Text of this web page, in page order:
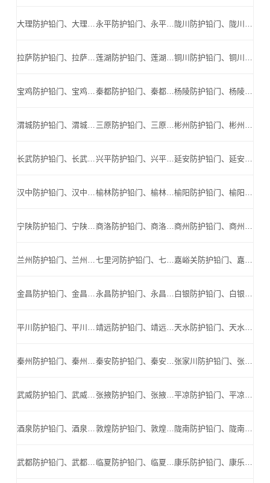
大理防护铅门、大理防辐射铅门、大理医用铅门、大理手术室铅门、大理工业探伤铅门_大理手术室铅门公司 永平防护铅门、永平防辐射铅门、永平医用铅门、永平手术室铅门、永平工业探伤铅门_永平手术室铅门公司 陇川防护铅门、陇川防辐射铅门、陇川医用铅门、陇川手术室铅门、陇川工业探伤铅门_陇川手术室铅门公司
拉萨防护铅门、拉萨防辐射铅门、拉萨医用铅门、拉萨手术室铅门、拉萨工业探伤铅门_拉萨手术室铅门公司 莲湖防护铅门、莲湖防辐射铅门、莲湖医用铅门、莲湖手术室铅门、莲湖工业探伤铅门_莲湖手术室铅门公司 铜川防护铅门、铜川防辐射铅门、铜川医用铅门、铜川手术室铅门、铜川工业探伤铅门_铜川手术室铅门公司
宝鸡防护铅门、宝鸡防辐射铅门、宝鸡医用铅门、宝鸡手术室铅门、宝鸡工业探伤铅门_宝鸡手术室铅门公司 秦都防护铅门、秦都防辐射铅门、秦都医用铅门、秦都手术室铅门、秦都工业探伤铅门_秦都手术室铅门公司 杨陵防护铅门、杨陵防辐射铅门、杨陵医用铅门、杨陵手术室铅门、杨陵工业探伤铅门_杨陵手术室铅门公司
渭城防护铅门、渭城防辐射铅门、渭城医用铅门、渭城手术室铅门、渭城工业探伤铅门_渭城手术室铅门公司 三原防护铅门、三原防辐射铅门、三原医用铅门、三原手术室铅门、三原工业探伤铅门_三原手术室铅门公司 彬州防护铅门、彬州防辐射铅门、彬州医用铅门、彬州手术室铅门、彬州工业探伤铅门_彬州手术室铅门公司
长武防护铅门、长武防辐射铅门、长武医用铅门、长武手术室铅门、长武工业探伤铅门_长武手术室铅门公司 兴平防护铅门、兴平防辐射铅门、兴平医用铅门、兴平手术室铅门、兴平工业探伤铅门_兴平手术室铅门公司 延安防护铅门、延安防辐射铅门、延安医用铅门、延安手术室铅门、延安工业探伤铅门_延安手术室铅门公司
汉中防护铅门、汉中防辐射铅门、汉中医用铅门、汉中手术室铅门、汉中工业探伤铅门_汉中手术室铅门公司 榆林防护铅门、榆林防辐射铅门、榆林医用铅门、榆林手术室铅门、榆林工业探伤铅门_榆林手术室铅门公司 榆阳防护铅门、榆阳防辐射铅门、榆阳医用铅门、榆阳手术室铅门、榆阳工业探伤铅门_榆阳手术室铅门公司
宁陕防护铅门、宁陕防辐射铅门、宁陕医用铅门、宁陕手术室铅门、宁陕工业探伤铅门_宁陕手术室铅门公司 商洛防护铅门、商洛防辐射铅门、商洛医用铅门、商洛手术室铅门、商洛工业探伤铅门_商洛手术室铅门公司 商州防护铅门、商州防辐射铅门、商州医用铅门、商州手术室铅门、商州工业探伤铅门_商州手术室铅门公司
兰州防护铅门、兰州防辐射铅门、兰州医用铅门、兰州手术室铅门、兰州工业探伤铅门_兰州手术室铅门公司 七里河防护铅门、七里河防辐射铅门、七里河医用铅门、七里河手术室铅门、七里河工业探伤铅门_七里河手术室铅门公司 嘉峪关防护铅门、嘉峪关防辐射铅门、嘉峪关医用铅门、嘉峪关手术室铅门、嘉峪关工业探伤铅门_嘉峪关手术室铅门公司
金昌防护铅门、金昌防辐射铅门、金昌医用铅门、金昌手术室铅门、金昌工业探伤铅门_金昌手术室铅门公司 永昌防护铅门、永昌防辐射铅门、永昌医用铅门、永昌手术室铅门、永昌工业探伤铅门_永昌手术室铅门公司 白银防护铅门、白银防辐射铅门、白银医用铅门、白银手术室铅门、白银工业探伤铅门_白银手术室铅门公司
平川防护铅门、平川防辐射铅门、平川医用铅门、平川手术室铅门、平川工业探伤铅门_平川手术室铅门公司 靖远防护铅门、靖远防辐射铅门、靖远医用铅门、靖远手术室铅门、靖远工业探伤铅门_靖远手术室铅门公司 天水防护铅门、天水防辐射铅门、天水医用铅门、天水手术室铅门、天水工业探伤铅门_天水手术室铅门公司
秦州防护铅门、秦州防辐射铅门、秦州医用铅门、秦州手术室铅门、秦州工业探伤铅门_秦州手术室铅门公司 秦安防护铅门、秦安防辐射铅门、秦安医用铅门、秦安手术室铅门、秦安工业探伤铅门_秦安手术室铅门公司 张家川防护铅门、张家川防辐射铅门、张家川医用铅门、张家川手术室铅门、张家川工业探伤铅门_张家川手术室铅门公司
武威防护铅门、武威防辐射铅门、武威医用铅门、武威手术室铅门、武威工业探伤铅门_武威手术室铅门公司 张掖防护铅门、张掖防辐射铅门、张掖医用铅门、张掖手术室铅门、张掖工业探伤铅门_张掖手术室铅门公司 平凉防护铅门、平凉防辐射铅门、平凉医用铅门、平凉手术室铅门、平凉工业探伤铅门_平凉手术室铅门公司
酒泉防护铅门、酒泉防辐射铅门、酒泉医用铅门、酒泉手术室铅门、酒泉工业探伤铅门_酒泉手术室铅门公司 敦煌防护铅门、敦煌防辐射铅门、敦煌医用铅门、敦煌手术室铅门、敦煌工业探伤铅门_敦煌手术室铅门公司 陇南防护铅门、陇南防辐射铅门、陇南医用铅门、陇南手术室铅门、陇南工业探伤铅门_陇南手术室铅门公司
武都防护铅门、武都防辐射铅门、武都医用铅门、武都手术室铅门、武都工业探伤铅门_武都手术室铅门公司 临夏防护铅门、临夏防辐射铅门、临夏医用铅门、临夏手术室铅门、临夏工业探伤铅门_临夏手术室铅门公司 康乐防护铅门、康乐防辐射铅门、康乐医用铅门、康乐手术室铅门、康乐工业探伤铅门_康乐手术室铅门公司